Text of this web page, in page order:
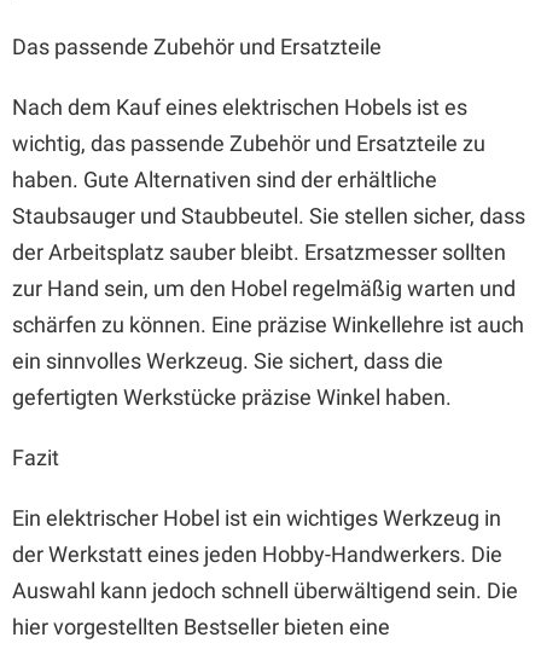
Das passende Zubehör und Ersatzteile
Nach dem Kauf eines elektrischen Hobels ist es
wichtig, das passende Zubehör und Ersatzteile zu
haben. Gute Alternativen sind der erhältliche
Staubsauger und Staubbeutel. Sie stellen sicher, dass
der Arbeitsplatz sauber bleibt. Ersatzmesser sollten
zur Hand sein, um den Hobel regelmäßig warten und
schärfen zu können. Eine präzise Winkellehre ist auch
ein sinnvolles Werkzeug. Sie sichert, dass die
gefertigten Werkstücke präzise Winkel haben.
Fazit
Ein elektrischer Hobel ist ein wichtiges Werkzeug in
der Werkstatt eines jeden Hobby-Handwerkers. Die
Auswahl kann jedoch schnell überwältigend sein. Die
hier vorgestellten Bestseller bieten eine